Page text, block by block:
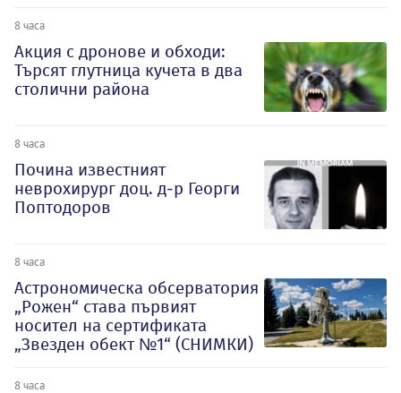
8 часа
Акция с дронове и обходи:
Търсят глутница кучета в два
столични района
8 часа
Почина известният
неврохирург доц. д-р Георги
Поптодоров
8 часа
Астрономическа обсерватория
„Рожен“ става първият
носител на сертификата
„Звезден обект №1“ (СНИМКИ)
8 часа